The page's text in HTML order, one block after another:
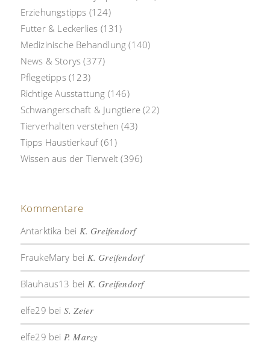
Erziehungstipps (124)
Futter & Leckerlies (131)
Medizinische Behandlung (140)
News & Storys (377)
Pflegetipps(123)
Richtige Ausstattung (146)
Schwangerschaft & Jungtiere (22)
Tierverhalten verstehen (43)
Tipps Haustierkauf (61)
Wissen aus der Tierwelt (396)
Kommentare
Antarktika bei K. Greifendorf
FraukeMary bei K. Greifendorf
Blauhaus13 bei K. Greifendorf
elfe29 bei S. Zeier
elfe29 bei P. Marzy